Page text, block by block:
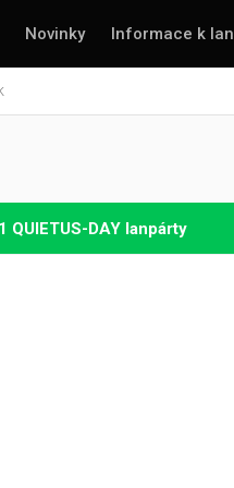
Novinky Informace k lan
QUIETUS-DAY lanpárty